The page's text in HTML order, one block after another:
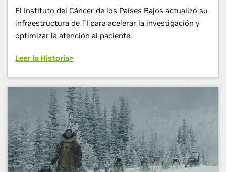
El Instituto del Cáncer de los Países Bajos actualizó su
infraestructura de TI para acelerar la investigación y
optimizar la atención al paciente.
Leer la Historia>